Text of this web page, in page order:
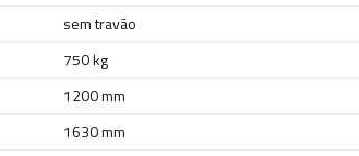
sem travão
750 kg
1200 mm
1630 mm